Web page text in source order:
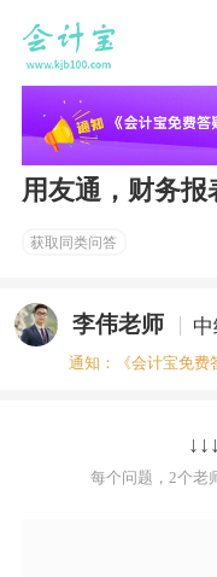
用友通，财务报
获取同类问答
李伟老师
通知：《会计宝免费
每个问题，2个老